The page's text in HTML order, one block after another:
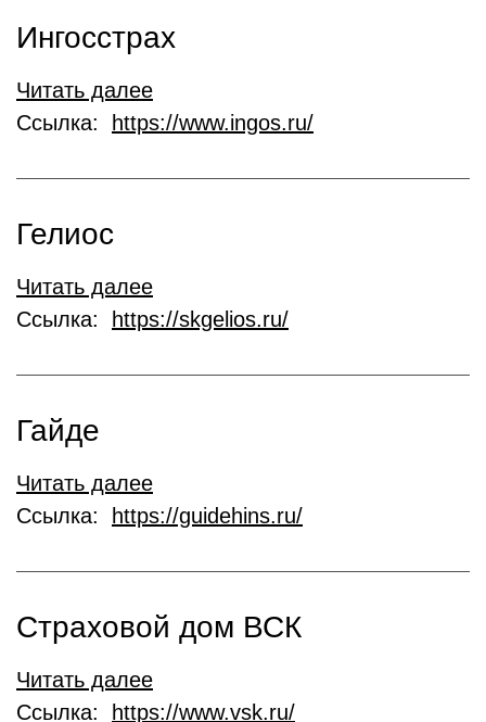
Ингосстрах
Читать далее
Ссылка:
https://www.ingos.ru/
Гелиос
Читать далее
Ссылка:
https://skgelios.ru/
Гайде
Читать далее
Ссылка:
https://guidehins.ru/
Страховой дом ВСК
Читать далее
Ссылка:
https://www.vsk.ru/